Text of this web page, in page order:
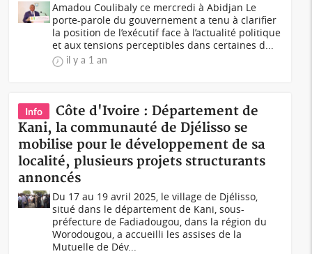
Amadou Coulibaly ce mercredi à Abidjan Le
porte-parole du gouvernement a tenu à clarifier
la position de l’exécutif face à l’actualité politique
et aux tensions perceptibles dans certaines d...
il y a 1 an
Info
Côte d'Ivoire : Département de
Kani, la communauté de Djélisso se
mobilise pour le développement de sa
localité, plusieurs projets structurants
annoncés
Du 17 au 19 avril 2025, le village de Djélisso,
situé dans le département de Kani, sous-
préfecture de Fadiadougou, dans la région du
Worodougou, a accueilli les assises de la
Mutuelle de Dév...